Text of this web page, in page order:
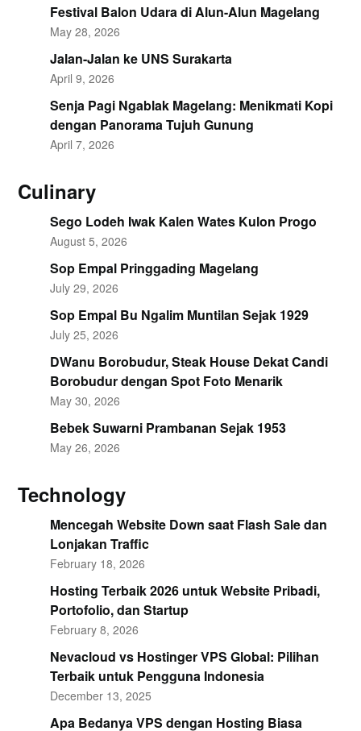
Festival Balon Udara di Alun-Alun Magelang
May 28, 2026
Jalan-Jalan ke UNS Surakarta
April 9, 2026
Senja Pagi Ngablak Magelang: Menikmati Kopi
dengan Panorama Tujuh Gunung
April 7, 2026
Culinary
Sego Lodeh Iwak Kalen Wates Kulon Progo
August 5, 2026
Sop Empal Pringgading Magelang
July 29, 2026
Sop Empal Bu Ngalim Muntilan Sejak 1929
July 25, 2026
DWanu Borobudur, Steak House Dekat Candi
Borobudur dengan Spot Foto Menarik
May 30, 2026
Bebek Suwarni Prambanan Sejak 1953
May 26, 2026
Technology
Mencegah Website Down saat Flash Sale dan
Lonjakan Traffic
February 18, 2026
Hosting Terbaik 2026 untuk Website Pribadi,
Portofolio, dan Startup
February 8, 2026
Nevacloud vs Hostinger VPS Global: Pilihan
Terbaik untuk Pengguna Indonesia
December 13, 2025
Apa Bedanya VPS dengan Hosting Biasa